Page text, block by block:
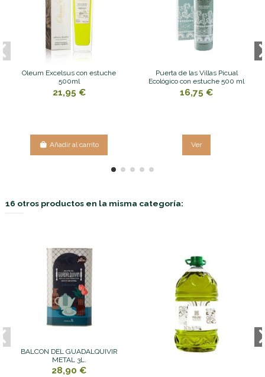
Oleum Excelsus con estuche
500ml
21,95 €
Añadir al carrito
Puerta de las Villas Picual
Ecológico con estuche 500 ml
16,75 €
Ver
16 otros productos en la misma categoría:
BALCON DEL GUADALQUIVIR
METAL 3L.
28,90 €